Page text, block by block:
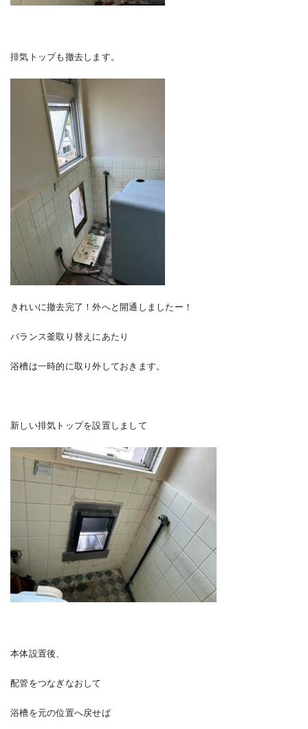
排気トップも撤去します。
きれいに撤去完了！外へと開通しましたー！
バランス釜取り替えにあたり
浴槽は一時的に取り外しておきます。
新しい排気トップを設置しまして
本体設置後、
配管をつなぎなおして
浴槽を元の位置へ戻せば